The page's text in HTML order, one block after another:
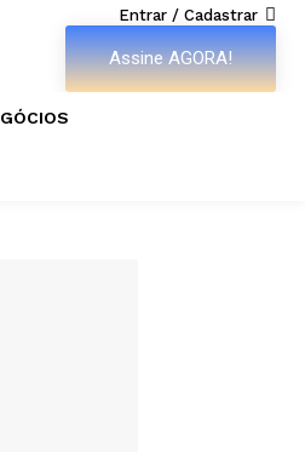
Entrar / Cadastrar
Assine AGORA!